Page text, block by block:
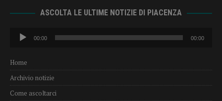
ASCOLTA LE ULTIME NOTIZIE DI PIACENZA
Audio
Player
00:00 00:00
Home
Archivio notizie
Come ascoltarci